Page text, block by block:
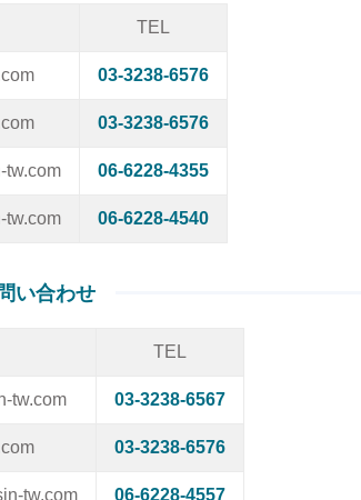
TEL
03-3238-6576
03-3238-6576
tw.com 06-6228-4355
tw.com 06-6228-4540
い合わせ
TEL
tw.com 03-3238-6567
03-3238-6576
tw.com 06-6228-4557